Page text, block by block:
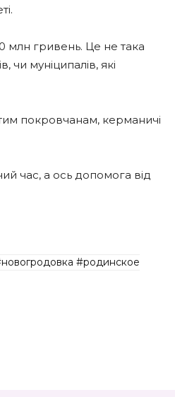
млн гривень. Це не така
чи муніципалів, які
покровчанам, керманичі
час, а ось допомога від
#родинское